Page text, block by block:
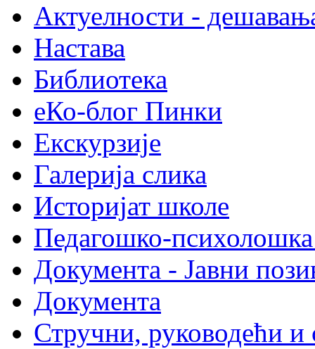
Актуелности -
Настава
Библиотека
еКо-блог Пинки
Екскурзије
Галерија слика
Историјат школе
Педагошко-психолошка
Документа - Јавни
Документа
Стручни, руководећи и